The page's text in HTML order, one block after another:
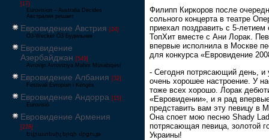
[17]
Eurovision – Australia Decides
Австралия решает
Евровидение Австрия [24]
Ö3-Wecker Ö3 Будильник
Евровидение
Азербайджан [549]
Avrovijn Avroviziya Mahnı Müsabiqəsi
Евровидение Албания [32]
Festivali Evropian i Këngës
Евровидение Андорра [15]
Eurovisió
Евровидение Армения
[228]
Եվրատեսիլ երգի մրցույթ
Филипп Киркоров после
сольного концерта в театре
приехал поздравить с 5-летием
ТопХит вместе с Ани Лорак.
впервые исполнила в Москве
для конкурса «Евровидение
- Сегодня потрясающий день, и
очень хорошее настроение. У
тоже всех хорошо. Лорак
«Евровидении», и я рад
представить вам эту певицу в
Она споет мою песню Shady
потрясающая певица, золотой
Украины!